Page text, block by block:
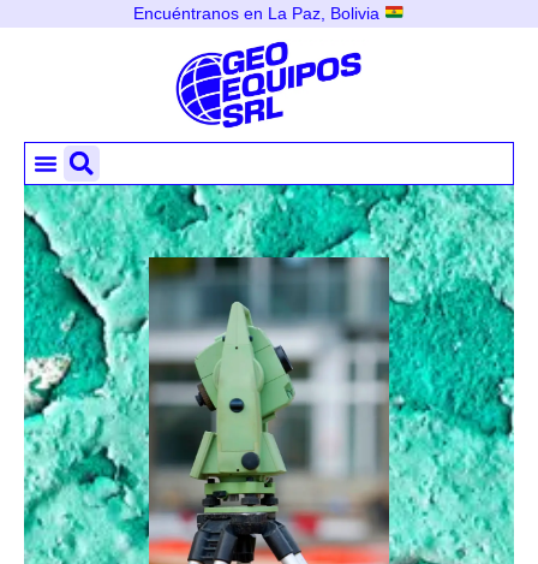
Encuéntranos en La Paz, Bolivia